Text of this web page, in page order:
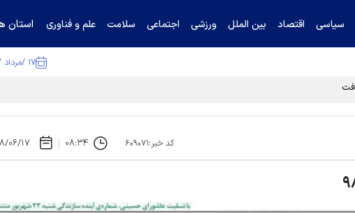
سیاسی اقتصاد بین الملل ورزشی اجتماعی سلامت علم و فناوری استان
۱۷ /مرداد /۱۴۰۵
کد خبر:۶۰۹۰۷۱ ۰۸:۳۴ ۱۳۹۸/